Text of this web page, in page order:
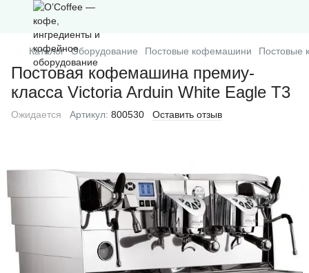
Каталог Оборудование Постовые кофемашини Постовые
Постовая кофемашина премиу-
класса Victoria Arduin White Eagle T3
Ожидается Артикул: 800530 Оставить отзыв